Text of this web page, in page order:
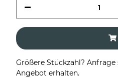
Größere Stückzahl?
Angebot erhalten.